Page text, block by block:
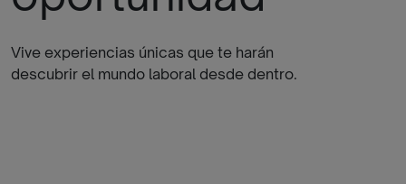
Vive experiencias únicas que te harán
descubrir el mundo laboral desde dentro.